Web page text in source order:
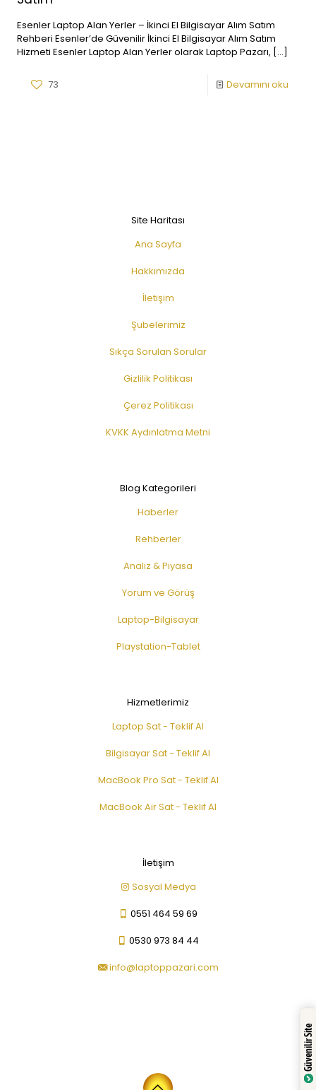
Esenler Laptop Alan Yerler – İkinci El Bilgisayar Alım Satım
Rehberi Esenler’de Güvenilir İkinci El Bilgisayar Alım Satım
Hizmeti Esenler Laptop Alan Yerler olarak Laptop Pazarı, […]
73 Devamını oku
Site Haritası
Ana Sayfa
Hakkımızda
İletişim
Şubelerimiz
Sıkça Sorulan Sorular
Gizlilik Politikası
Çerez Politikası
KVKK Aydınlatma Metni
Blog Kategorileri
Haberler
Rehberler
Analiz & Piyasa
Yorum ve Görüş
Laptop-Bilgisayar
Playstation-Tablet
Hizmetlerimiz
Laptop Sat - Teklif Al
Bilgisayar Sat - Teklif Al
MacBook Pro Sat - Teklif Al
MacBook Air Sat - Teklif Al
İletişim
Sosyal Medya
0551 464 59 69
0530 973 84 44
info@laptoppazari.com
Güvenilir Site